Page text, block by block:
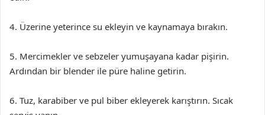
4. Üzerine yeterince su ekleyin ve kaynamaya bırakın.
5. Mercimekler ve sebzeler yumuşayana kadar pişirin.
Ardından bir blender ile püre haline getirin.
6. Tuz, karabiber ve pul biber ekleyerek karıştırın. Sıcak